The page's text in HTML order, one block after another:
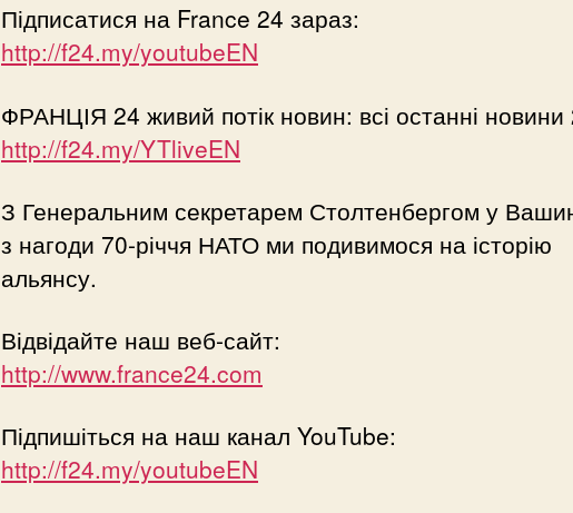
Підписатися на France 24 зараз:
http://f24.my/youtubeEN
ФРАНЦІЯ 24 живий потік новин: всі останні
http://f24.my/YTliveEN
З Генеральним секретарем Столтенбергом у
з нагоди 70-річчя НАТО ми подивимося на історію
альянсу.
Відвідайте наш веб-сайт:
http://www.france24.com
Підпишіться на наш канал YouTube:
http://f24.my/youtubeEN